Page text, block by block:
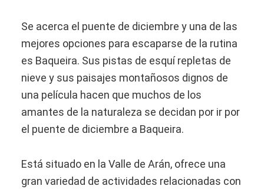
Se acerca el puente de diciembre y una de las
mejores opciones para escaparse de la rutina
es Baqueira. Sus pistas de esquí repletas de
nieve y sus paisajes montañosos dignos de
una película hacen que muchos de los
amantes de la naturaleza se decidan por ir por
el puente de diciembre a Baqueira.
Está situado en la Valle de Arán, ofrece una
gran variedad de actividades relacionadas con